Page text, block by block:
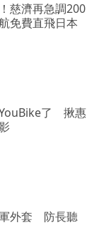
慈濟再急調200
免費直飛日本
了 揪惠
外套 防長聽